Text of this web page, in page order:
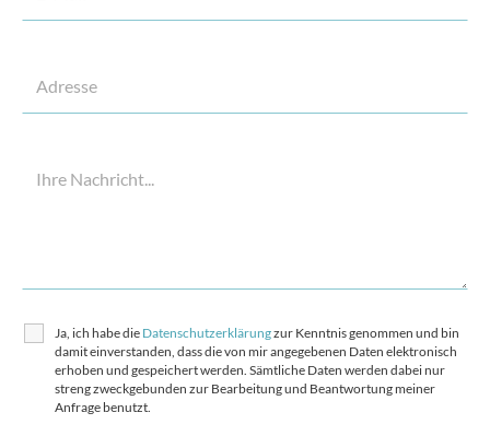
Ja, ich habe die Datenschutzerklärungzur Kenntnis genommen und bin
damit einverstanden, dass die von mir angegebenen Daten elektronisch
erhoben und gespeichert werden. Sämtliche Daten werden dabei nur
streng zweckgebunden zur Bearbeitung und Beantwortung meiner
Anfrage benutzt.